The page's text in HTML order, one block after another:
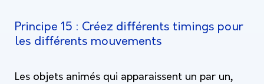
Principe 15 : Créez différents timings pour
les différents mouvements
Les objets animés qui apparaissent un par un,